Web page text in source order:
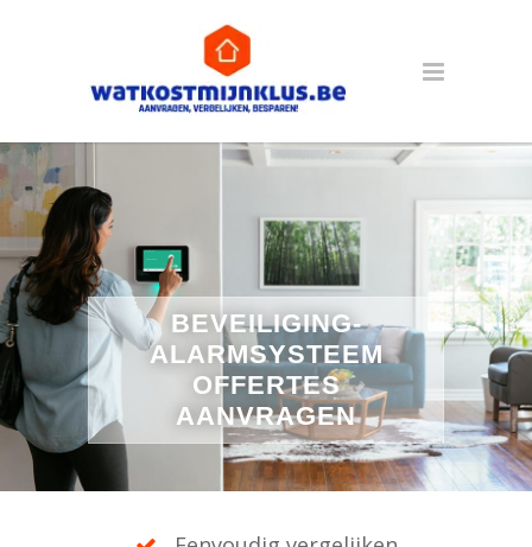
BEVEILIGING-
ALARMSYSTEEM
OFFERTES
AANVRAGEN